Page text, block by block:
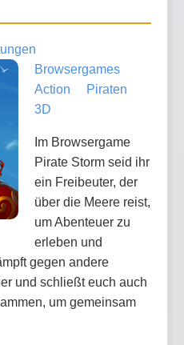
Browsergames
Action
Piraten
3D
Im Browsergame
Pirate Storm seid ihr
ein Freibeuter, der
über die Meere reist,
um Abenteuer zu
erleben und
gegen andere
und schließt euch auch
um gemeinsam